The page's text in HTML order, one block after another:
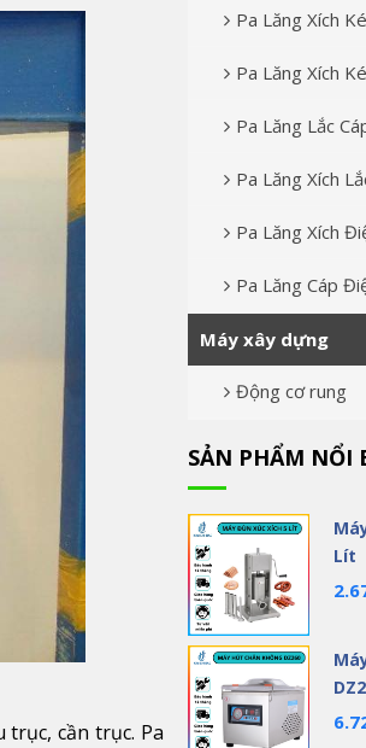
cần trục. Pa
Pa Lăng Xích
Pa Lăng Xích
Pa Lăng Lắc
Pa Lăng Xích
Pa Lăng Xích
Pa Lăng Cáp
Máy xây dựng
Động cơ rung
SẢN PHẨM NỔI
Lít